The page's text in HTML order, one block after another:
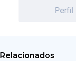
Perfil
Relacionados